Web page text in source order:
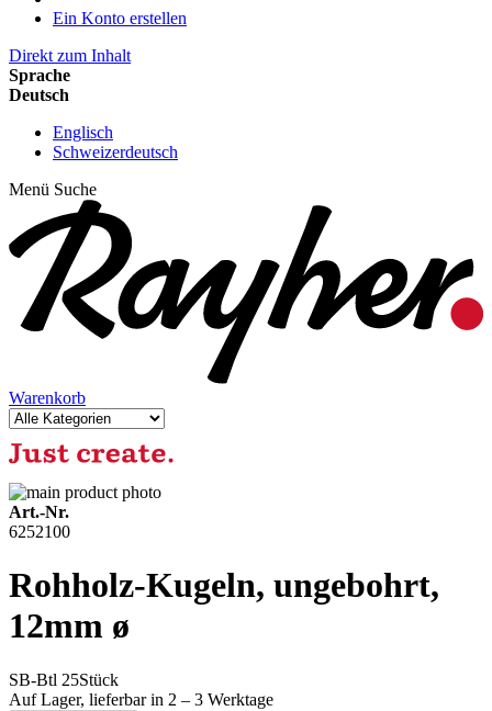
Ein Konto erstellen
Direkt zum Inhalt
Sprache
Deutsch
Englisch
Schweizerdeutsch
Menü Suche
Warenkorb
Art.-Nr.
6252100
Rohholz-Kugeln, ungebohrt,
12mm ø
SB-Btl 25Stück
Auf Lager, lieferbar in 2 – 3 Werktage